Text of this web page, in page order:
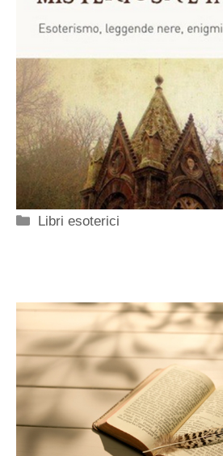
Categorie
Libri esoterici